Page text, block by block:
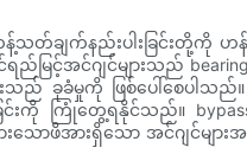
န့်သတ်ချက်နည်းပါးခြင်းတို့ကို
င့်အင်ဂျင်များသည် bearings
းသည် ခုခံမှုကို ဖြစ်ပေါ်စေပါသ
းကို ကြုံတွေ့ရနိုင်သည်။
းသောဖိအားရှိသော အင်ဂျင်မျ